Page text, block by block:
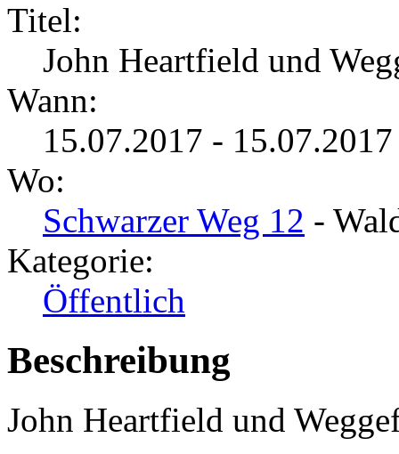
Titel:
John Heartfield und
Wann:
15.07.2017 -
Wo:
Schwarzer Weg 12 -
Kategorie:
Öffentlich
Beschreibung
John Heartfield und